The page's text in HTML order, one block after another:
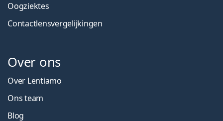
Oogziektes
Contactlensvergelijkingen
Over ons
Over Lentiamo
Ons team
Blog